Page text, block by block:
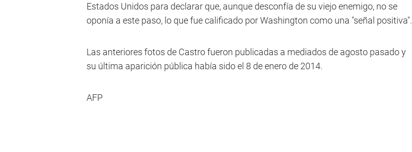
Estados Unidos para declarar que, aunque desconfía de su viejo enemigo, no se
oponía a este paso, lo que fue calificado por Washington como una "señal positiva".
Las anteriores fotos de Castro fueron publicadas a mediados de agosto pasado y
su última aparición pública había sido el 8 de enero de 2014.
AFP